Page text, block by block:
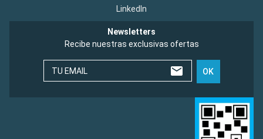
LinkedIn
Newsletters
Recibe nuestras exclusivas ofertas
TU EMAIL OK